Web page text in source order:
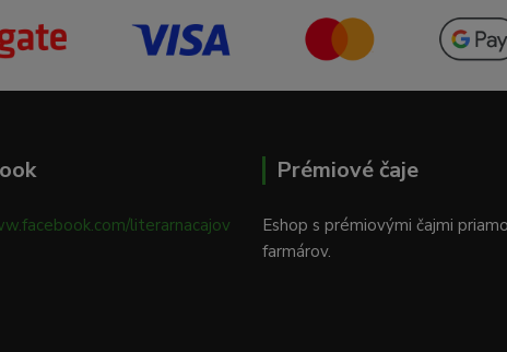
literarnacajov
Prémiové čaje
Eshop s prémiovými čajmi
farmárov.